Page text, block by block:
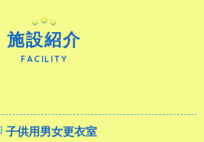
施設紹介
FACILITY
子供用男女更衣室